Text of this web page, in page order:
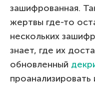
зашифрованная.
жертвы где-то
нескольких
знает, где их
обновленный
проанализировать